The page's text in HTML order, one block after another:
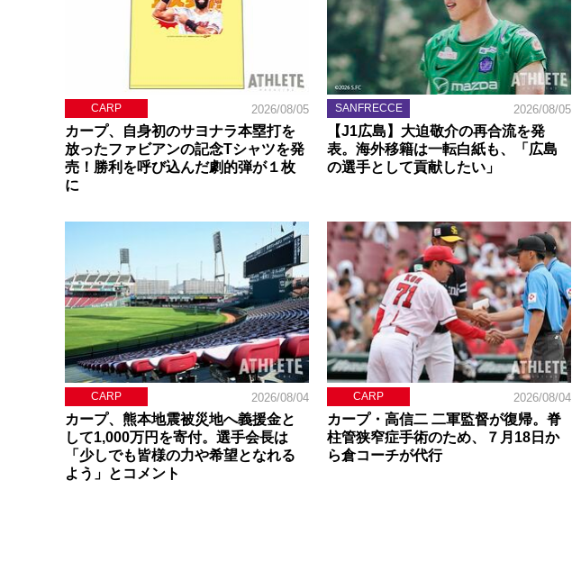
CARP 2026/08/05
カープ、自身初のサヨナラ本塁打を
放ったファビアンの記念Tシャツを発
売！勝利を呼び込んだ劇的弾が１枚
に
SANFRECCE 2026/08/05
【J1広島】大迫敬介の再合流を発
表。海外移籍は一転白紙も、「広島
の選手として貢献したい」
CARP 2026/08/04
カープ、熊本地震被災地へ義援金と
して1,000万円を寄付。選手会長は
「少しでも皆様の力や希望となれる
よう」とコメント
CARP 2026/08/04
カープ・高信二 二軍監督が復帰。脊
柱管狭窄症手術のため、７月18日か
ら倉コーチが代行